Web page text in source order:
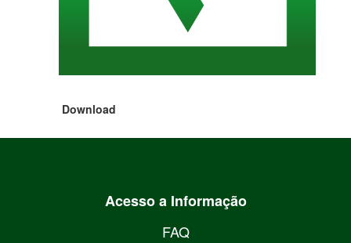
Download
Acesso a Informação
FAQ